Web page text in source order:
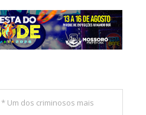
* Um dos criminosos mais